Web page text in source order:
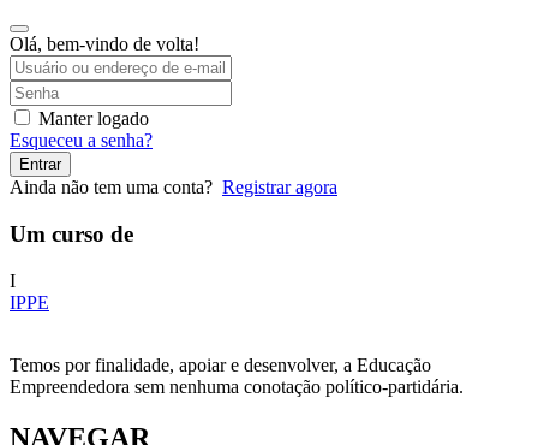
Olá, bem-vindo de volta!
Manter logado
Esqueceu a senha?
Entrar
Ainda não tem uma conta? Registrar agora
Um curso de
I
IPPE
Temos por finalidade, apoiar e desenvolver, a Educação
Empreendedora sem nenhuma conotação político-partidária.
NAVEGAR